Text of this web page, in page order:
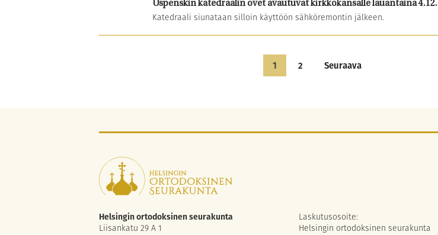
Uspenskin katedraalin ovet avautuvat kirkkokansalle lauantaina 4.12.
Katedraali siunataan silloin käyttöön sähköremontin jälkeen.
1 2 Seuraava
Helsingin ortodoksinen seurakunta
Liisankatu 29 A 1
Laskutusosoite:
Helsingin ortodoksinen seurakunta